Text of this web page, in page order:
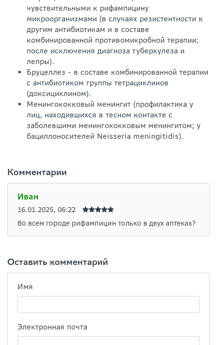
чувствительными к рифампицину
микроорганизмами (в случаях резистентности к
другим антибиотикам и в составе
комбинированной противомикробной терапии;
после исключения диагноза туберкулеза и
лепры).
Бруцеллез - в составе комбинированной терапии
с антибиотиком группы тетрациклинов
(доксициклином).
Менингококковый менингит (профилактика у
лиц, находившихся в тесном контакте с
заболевшими менингококковым менингитом; у
бациллоносителей Neisseria meningitidis).
Комментарии
Иван
16.01.2025, 06:22
Во всем городе рифампицин только в двух аптеках?
Оставить комментарий
Имя
Электронная почта